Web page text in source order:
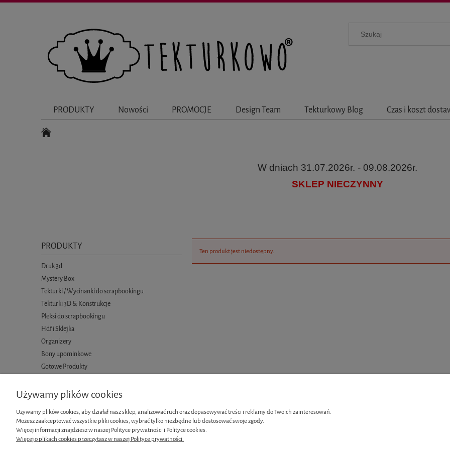
PRODUKTY Nowości PROMOCJE Design Team Tekturkowy Blog Czas i koszt
W dniach 31.07.2026r. - 09.08.2026r.
SKLEP NIECZYNNY
PRODUKTY
Druk 3d
Mystery Box
Tekturki / Wycinanki do scrapbookingu
Tekturki 3D & Konstrukcje
Pleksi do scrapbookingu
Hdf i Sklejka
Organizery
Bony upominkowe
Gotowe Produkty
Ten produkt jest niedostępny.
Informacje Moje konto
Używamy plików cookies
Używamy plików cookies, aby działał nasz sklep, analizować ruch oraz dopasowywać treści i reklamy do Twoich zainteresowań.
Możesz zaakceptować wszystkie pliki cookies, wybrać tylko niezbędne lub dostosować swoje zgody.
Więcej informacji znajdziesz w naszej Polityce prywatności i Polityce cookies.
Więcej o plikach cookies przeczytasz w naszej Polityce prywatności.